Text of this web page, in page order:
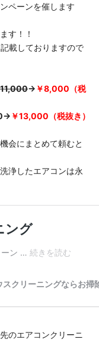
ペーンを催します
す！！
載しておりますので
11,000→ ￥8,000（税
￥13,000（税抜き）
会にまとめて頼むと
浄したエアコンは永
のエアコンクリーニ